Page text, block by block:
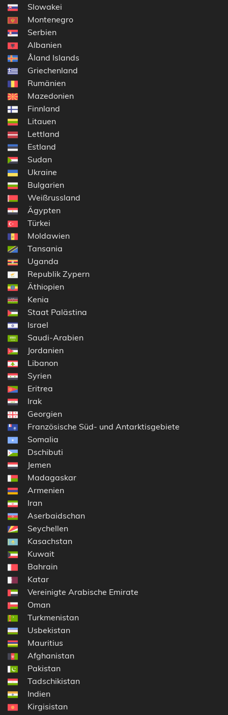
Slowakei
Montenegro
Serbien
Albanien
Åland Islands
Griechenland
Rumänien
Mazedonien
Finnland
Litauen
Lettland
Estland
Sudan
Ukraine
Bulgarien
Weißrussland
Ägypten
Türkei
Moldawien
Tansania
Uganda
Republik Zypern
Äthiopien
Kenia
Staat Palästina
Israel
Saudi-Arabien
Jordanien
Libanon
Syrien
Eritrea
Irak
Georgien
Französische Süd- und Antarktisgebiete
Somalia
Dschibuti
Jemen
Madagaskar
Armenien
Iran
Aserbaidschan
Seychellen
Kasachstan
Kuwait
Bahrain
Katar
Vereinigte Arabische Emirate
Oman
Turkmenistan
Usbekistan
Mauritius
Afghanistan
Pakistan
Tadschikistan
Indien
Kirgisistan